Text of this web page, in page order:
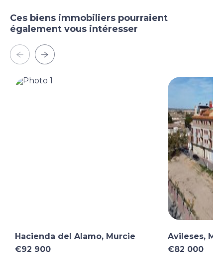
Ces biens immobiliers pourraient
également vous intéresser
Hacienda del Alamo, Murcie
€92 900
Avileses,
€82 000